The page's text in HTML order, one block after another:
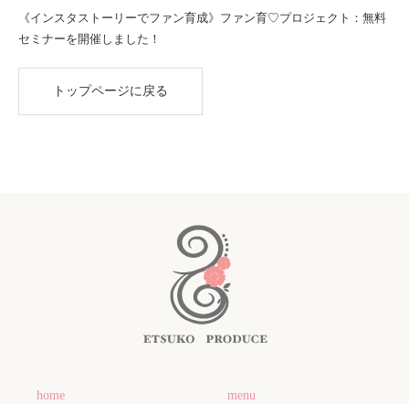
《インスタストーリーでファン育成》ファン育♡プロジェクト：無料
セミナーを開催しました！
トップページに戻る
home menu